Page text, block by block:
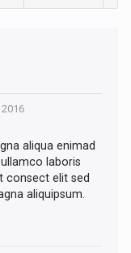
2016
aliqua enimad
laboris
consect elit sed
aliquipsum.